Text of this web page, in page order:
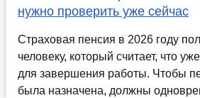
нужно проверить уже сейчас
Страховая пенсия в 2026 году
человеку, который считает, что
для завершения работы. Чтобы
была назначена, должны